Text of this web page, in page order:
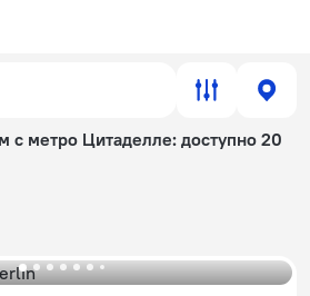
с метро Цитаделле: доступно 20